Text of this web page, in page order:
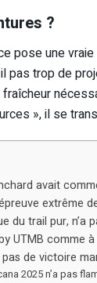
?
pose une
il pas trop de
», il se
avait
extrême
du trail pur,
UTMB comme
de victoire
2025 n’a pas